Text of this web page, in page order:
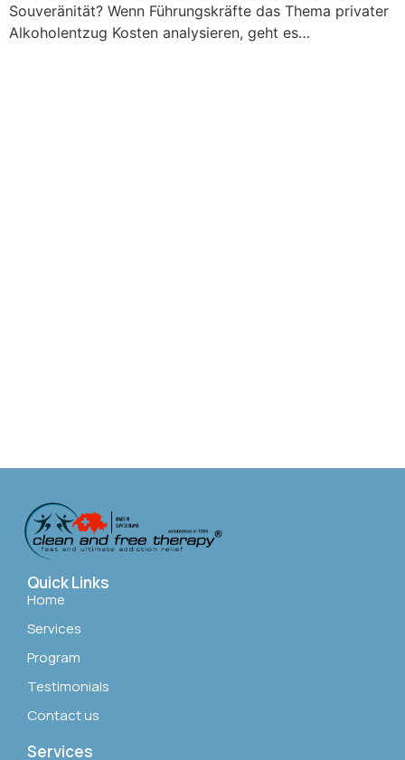
Souveränität? Wenn Führungskräfte das Thema privater
Alkoholentzug Kosten analysieren, geht es…
Quick Links
Home
Services
Program
Testimonials
Contact us
Services